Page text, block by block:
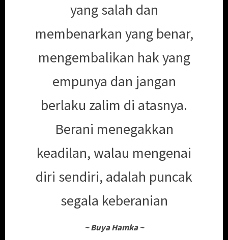
yang salah dan
membenarkan yang benar,
mengembalikan hak yang
empunya dan jangan
berlaku zalim di atasnya.
Berani menegakkan
keadilan, walau mengenai
diri sendiri, adalah puncak
segala keberanian
~ Buya Hamka ~